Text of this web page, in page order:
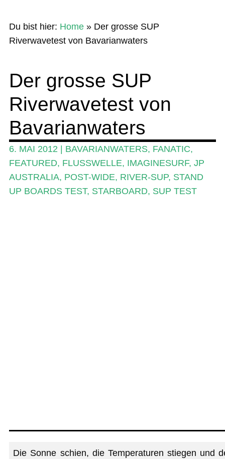
SUP-Events
Ratgeber
Stand Up Magazin TV
SPOT FINDER
Mein Konto
Du bist hier: Home» Der grosse SUP
Riverwavetest von Bavarianwaters
Der grosse SUP
Riverwavetest von
Bavarianwaters
6. MAI 2012 BAVARIANWATERS, FANATIC,
FEATURED, FLUSSWELLE, IMAGINESURF, JP
AUSTRALIA, POST-WIDE, RIVER-SUP, STAND
UP BOARDS TEST, STARBOARD, SUP TEST
Die Sonne schien, die Temperaturen stiegen und